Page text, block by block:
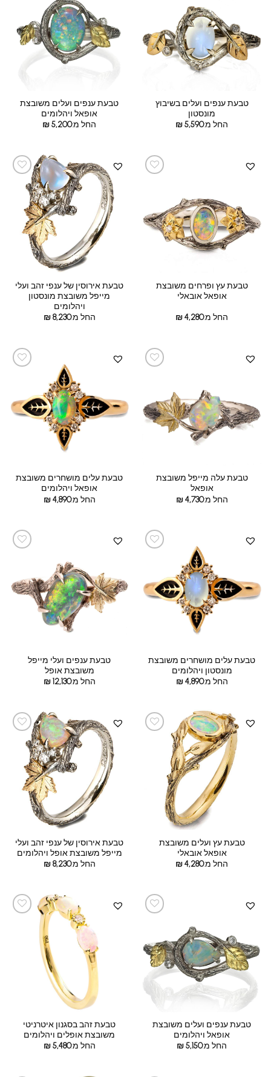
טבעת ענפים ועלים בשיבוץ
מונסטון
החל מ:
₪5,590
טבעת ענפים ועלים משובצת
אופאל ויהלומים
החל מ:
₪5,200
טבעת עץ ופרחים משובצת
אופאל אובאלי
החל מ: ₪4,280
טבעת אירוסין של ענפי זהב ועלי
מייפל משובצת מונסטון
ויהלומים
החל מ:
₪8,230
טבעת עלה מייפל משובצת
אופאל
החל מ:
₪4,730
טבעת עלים מושחרים משובצת
אופאל ויהלומים
החל מ:
₪4,890
טבעת עלים מושחרים משובצת
מונסטון ויהלומים
החל מ:
₪4,890
טבעת ענפים ועלי מייפל
משובצת אופל
החל מ:
₪12,130
טבעת עץ ועלים משובצת
אופאל אובאלי
החל מ:
₪4,280
טבעת אירוסין של ענפי זהב ועלי
מייפל משובצת אופל ויהלומים
החל מ:
₪8,230
טבעת ענפים ועלים משובצת
אופאל ויהלומים
החל מ:
₪5,150
טבעת זהב בסגנון איטרניטי
משובצת אופלים ויהלומים
החל מ:
₪5,480